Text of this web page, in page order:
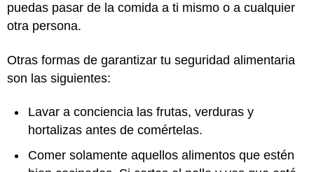
puedas pasar de la comida a ti mismo o a cualquier
otra persona.
Otras formas de garantizar tu seguridad alimentaria
son las siguientes:
Lavar a conciencia las frutas, verduras y
hortalizas antes de comértelas.
Comer solamente aquellos alimentos que estén